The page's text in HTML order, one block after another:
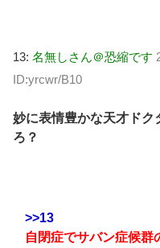
13: 名無しさん＠恐縮です
ID:yrcwr/B10
妙に表情豊かな天才ドク
ろ？
>>13
自閉症でサバン症候群